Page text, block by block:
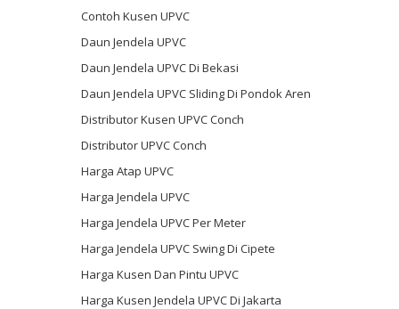
Contoh Kusen UPVC
Daun Jendela UPVC
Daun Jendela UPVC Di Bekasi
Daun Jendela UPVC Sliding Di Pondok Aren
Distributor Kusen UPVC Conch
Distributor UPVC Conch
Harga Atap UPVC
Harga Jendela UPVC
Harga Jendela UPVC Per Meter
Harga Jendela UPVC Swing Di Cipete
Harga Kusen Dan Pintu UPVC
Harga Kusen Jendela UPVC Di Jakarta